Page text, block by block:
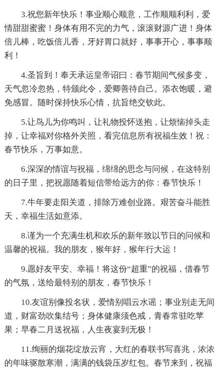
3.祝您新年快乐！事业顺心顺意，工作顺顺利利，爱
情甜甜蜜蜜！身体有用不完的力气，滚滚财源广进！身体
倍儿棒，吃饭倍儿香，牙好胃口就好，事事开心，事事顺
利！
4.圣旨到！奉天承运皇帝诏曰：春节期间气候多变，
天气忽冷忽热，特颁此令，爱卿善待自己。添衣饱暖，避
免感冒。随时保持快乐心情，抗旨绝交钦此。
5.让鸟儿为你鸣叫，让礼物投怀送抱，让烦恼掉头走
掉，让幸福对你格外关照，看完信息所有祝福生效！祝：
春节快乐，万事如意。
6.深深的情谊与祝福，绵绵的思念与问候，在这特别
的日子里，把祝愿随着短信带给远方的你：春节快乐！
7.牛年要走阳关道，排除万难创业路。艰苦奋斗能胜
天，幸福生活如意添。
8.谨为一个充满生机和欢乐的新年致以节日的问候和
温馨的祝福。我的朋友，猴年好，猴年行大运！
9.愿好友平安、幸福！将这份“超重”的祝福，借春节
的气氛，送给最特别的朋友，春节快乐！
10.友谊别像投名状，爱情别唱云水谣；事业别走无间
道，财富劲吹集结号；身体健康须色戒，青春常驻吃苹
果；早春二月送祝福，人生夜宴到无极！
11.绚丽的烟花绽放云宵，大红的春联书写喜兆，浓浓
的年味驱散寒潮，满满的钱袋压岁红包。春节来到，祝福